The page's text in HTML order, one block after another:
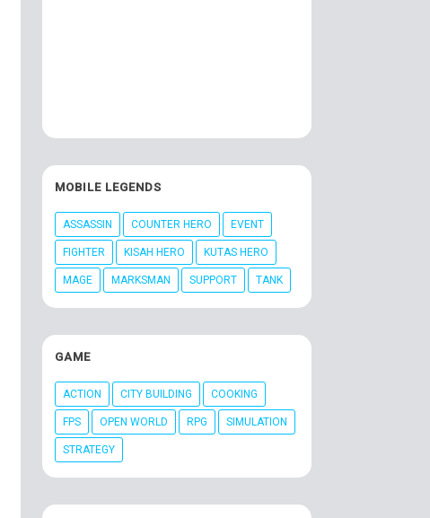
MOBILE LEGENDS
ASSASSIN COUNTER HERO EVENT
FIGHTER KISAH HERO KUTAS HERO
MAGE MARKSMAN SUPPORT TANK
GAME
ACTION CITY BUILDING COOKING
FPS OPEN WORLD RPG SIMULATION
STRATEGY